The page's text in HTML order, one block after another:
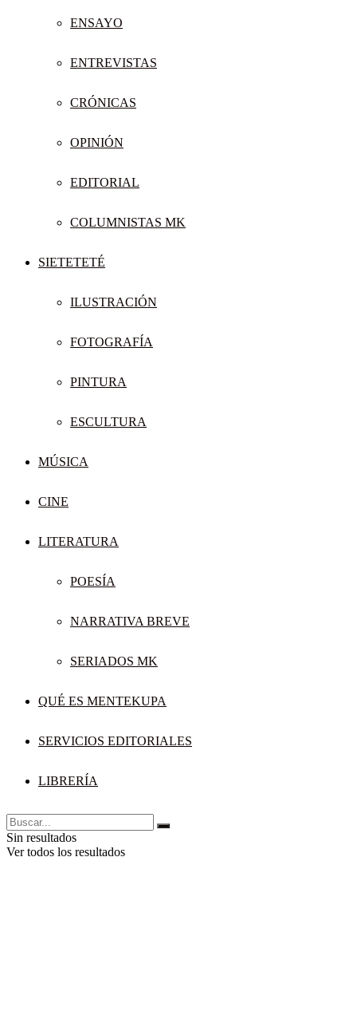
ENSAYO
ENTREVISTAS
CRÓNICAS
OPINIÓN
EDITORIAL
COLUMNISTAS MK
SIETETETÉ
ILUSTRACIÓN
FOTOGRAFÍA
PINTURA
ESCULTURA
MÚSICA
CINE
LITERATURA
POESÍA
NARRATIVA BREVE
SERIADOS MK
QUÉ ES MENTEKUPA
SERVICIOS EDITORIALES
LIBRERÍA
Sin resultados
Ver todos los resultados